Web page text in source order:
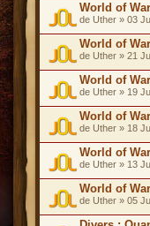
World of
de Uther » 03
World of
de Uther » 21
World of
de Uther » 19
World of
de Uther » 18
World of
de Uther » 13
World of
de Uther » 05